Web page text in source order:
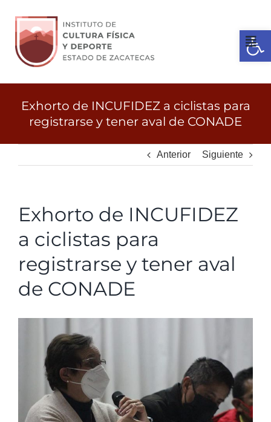
contenido
Gobierno
Transparencia
Normativa Interna
Rendición de Cuentas
Comité de Ética
Exhorto de INCUFIDEZ a ciclistas para
registrarse y tener aval de CONADE
Anterior Siguiente
Exhorto de INCUFIDEZ
a ciclistas para
registrarse y tener aval
de CONADE